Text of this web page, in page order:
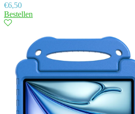
€6,50
Bestellen